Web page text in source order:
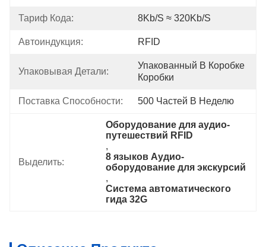
Тариф Кода: 8Kb/s ≈ 320Kb/s
Автоиндукция: RFID
Упаковывая Детали:
Упакованный В Коробке
Коробки
Поставка Способности: 500 Частей В Неделю
Выделить:
Оборудование для аудио-
путешествий RFID
,
8 языков Аудио-
оборудование для экскурсий
,
Система автоматического
гида 32G